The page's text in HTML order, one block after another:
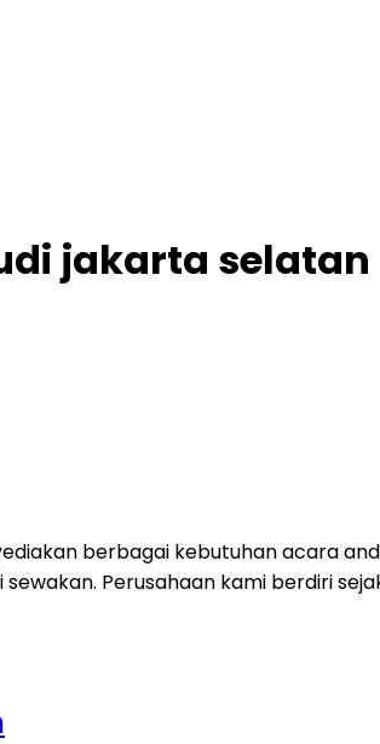
jakarta selatan
berbagai kebutuhan acara
Perusahaan kami berdiri